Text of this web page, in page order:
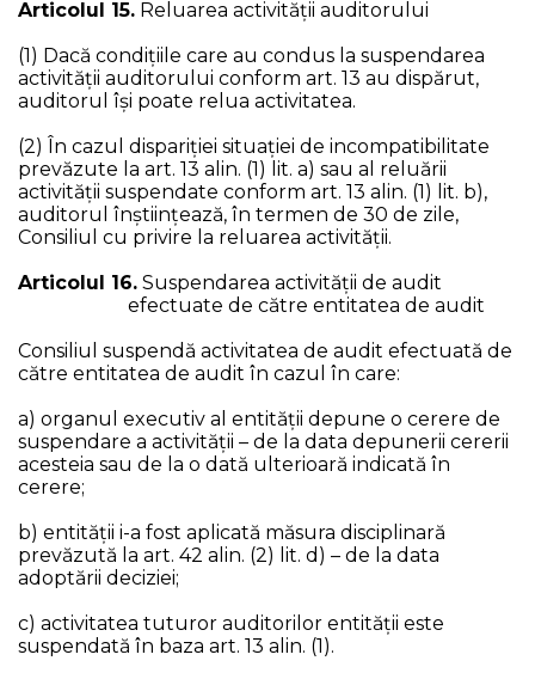
Articolul 15. Reluarea activităţii auditorului
(1) Dacă condiţiile care au condus la suspendarea
activităţii auditorului conform art. 13 au dispărut,
auditorul îşi poate relua activitatea.
(2) În cazul dispariţiei situaţiei de incompatibilitate
prevăzute la art. 13 alin. (1) lit. a) sau al reluării
activității suspendate conform art. 13 alin. (1) lit. b),
auditorul înştiinţează, în termen de 30 de zile,
Consiliul cu privire la reluarea activităţii.
Articolul 16. Suspendarea activităţii de audit
efectuate de către entitatea de audit
Consiliul suspendă activitatea de audit efectuată de
către entitatea de audit în cazul în care:
a) organul executiv al entității depune o cerere de
suspendare a activității – de la data depunerii cererii
acesteia sau de la o dată ulterioară indicată în
cerere;
b) entității i-a fost aplicată măsura disciplinară
prevăzută la art. 42 alin. (2) lit. d) – de la data
adoptării deciziei;
c) activitatea tuturor auditorilor entității este
suspendată în baza art. 13 alin. (1).